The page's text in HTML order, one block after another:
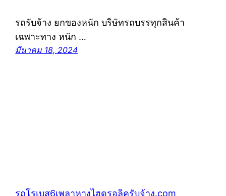
รถรับจ้าง ยกของหนัก บริษัทรถบรรทุกสินค้า
เฉพาะทาง หนัก …
มีนาคม 18, 2024
รถโรเบส6เพลาหางไฮดรอลิครับจ้าง.com